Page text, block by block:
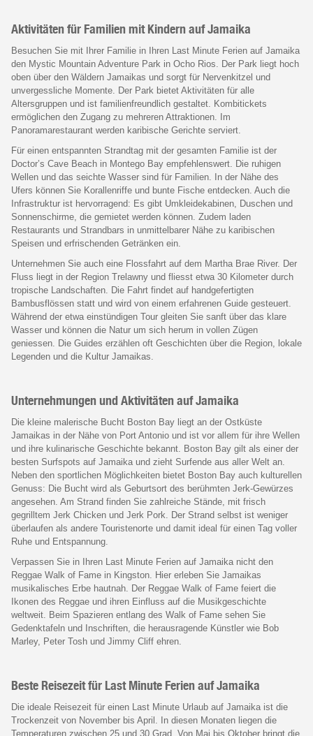
Aktivitäten für Familien mit Kindern auf Jamaika
Besuchen Sie mit Ihrer Familie in Ihren Last Minute Ferien auf Jamaika
den Mystic Mountain Adventure Park in Ocho Rios. Der Park liegt hoch
oben über den Wäldern Jamaikas und sorgt für Nervenkitzel und
unvergessliche Momente. Der Park bietet Aktivitäten für alle
Altersgruppen und ist familienfreundlich gestaltet. Kombitickets
ermöglichen den Zugang zu mehreren Attraktionen. Im
Panoramarestaurant werden karibische Gerichte serviert.
Für einen entspannten Strandtag mit der gesamten Familie ist der
Doctor’s Cave Beach in Montego Bay empfehlenswert. Die ruhigen
Wellen und das seichte Wasser sind für Familien. In der Nähe des
Ufers können Sie Korallenriffe und bunte Fische entdecken. Auch die
Infrastruktur ist hervorragend: Es gibt Umkleidekabinen, Duschen und
Sonnenschirme, die gemietet werden können. Zudem laden
Restaurants und Strandbars in unmittelbarer Nähe zu karibischen
Speisen und erfrischenden Getränken ein.
Unternehmen Sie auch eine Flossfahrt auf dem Martha Brae River. Der
Fluss liegt in der Region Trelawny und fliesst etwa 30 Kilometer durch
tropische Landschaften. Die Fahrt findet auf handgefertigten
Bambusflössen statt und wird von einem erfahrenen Guide gesteuert.
Während der etwa einstündigen Tour gleiten Sie sanft über das klare
Wasser und können die Natur um sich herum in vollen Zügen
geniessen. Die Guides erzählen oft Geschichten über die Region, lokale
Legenden und die Kultur Jamaikas.
Unternehmungen und Aktivitäten auf Jamaika
Die kleine malerische Bucht Boston Bay liegt an der Ostküste
Jamaikas in der Nähe von Port Antonio und ist vor allem für ihre Wellen
und ihre kulinarische Geschichte bekannt. Boston Bay gilt als einer der
besten Surfspots auf Jamaika und zieht Surfende aus aller Welt an.
Neben den sportlichen Möglichkeiten bietet Boston Bay auch kulturellen
Genuss: Die Bucht wird als Geburtsort des berühmten Jerk-Gewürzes
angesehen. Am Strand finden Sie zahlreiche Stände, mit frisch
gegrilltem Jerk Chicken und Jerk Pork. Der Strand selbst ist weniger
überlaufen als andere Touristenorte und damit ideal für einen Tag voller
Ruhe und Entspannung.
Verpassen Sie in Ihren Last Minute Ferien auf Jamaika nicht den
Reggae Walk of Fame in Kingston. Hier erleben Sie Jamaikas
musikalisches Erbe hautnah. Der Reggae Walk of Fame feiert die
Ikonen des Reggae und ihren Einfluss auf die Musikgeschichte
weltweit. Beim Spazieren entlang des Walk of Fame sehen Sie
Gedenktafeln und Inschriften, die herausragende Künstler wie Bob
Marley, Peter Tosh und Jimmy Cliff ehren.
Beste Reisezeit für Last Minute Ferien auf Jamaika
Die ideale Reisezeit für einen Last Minute Urlaub auf Jamaika ist die
Trockenzeit von November bis April. In diesen Monaten liegen die
Temperaturen zwischen 25 und 30 Grad. Von Mai bis Oktober bringt die